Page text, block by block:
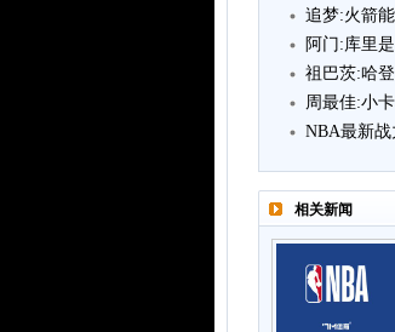
追梦:火箭
阿门:库里
祖巴茨:哈
周最佳:小
NBA最新
相关新闻